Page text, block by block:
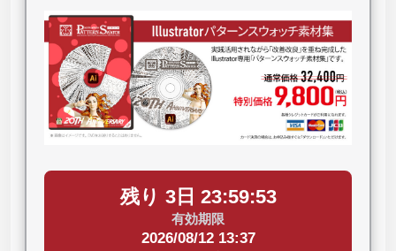
残り 3日 23:59:52
有効期限
2026/08/12 13:37